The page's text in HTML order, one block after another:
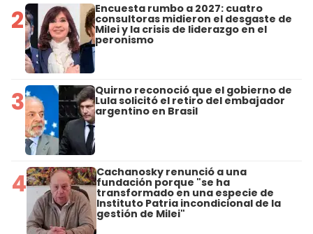
2 Encuesta rumbo a 2027: cuatro
consultoras midieron el desgaste de
Milei y la crisis de liderazgo en el
peronismo
3 Quirno reconoció que el gobierno de
Lula solicitó el retiro del embajador
argentino en Brasil
4 Cachanosky renunció a una
fundación porque "se ha
transformado en una especie de
Instituto Patria incondicional de la
gestión de Milei"